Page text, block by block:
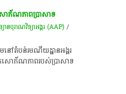
សោភ័ណ​ភាព​ប្រាសាទ​
ានបុរាណវិទ្យាអង្គរ (AAP) /
ម​នៅ​តំបន់​រមណីយដ្ឋាន​អង្គរ​
សោភ័ណ​ភាព​របស់​ប្រាសាទ​